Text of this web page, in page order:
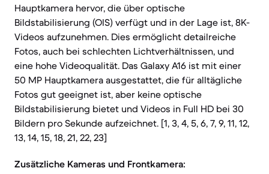
Hauptkamera hervor, die über optische
Bildstabilisierung (OIS) verfügt und in der Lage ist, 8K-
Videos aufzunehmen. Dies ermöglicht detailreiche
Fotos, auch bei schlechten Lichtverhältnissen, und
eine hohe Videoqualität. Das Galaxy A16 ist mit einer
50 MP Hauptkamera ausgestattet, die für alltägliche
Fotos gut geeignet ist, aber keine optische
Bildstabilisierung bietet und Videos in Full HD bei 30
Bildern pro Sekunde aufzeichnet. [1, 3, 4, 5, 6, 7, 9, 11, 12,
13, 14, 15, 18, 21, 22, 23]
Zusätzliche Kameras und Frontkamera: